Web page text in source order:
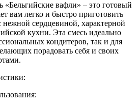
«Бельгийские вафли» – это готовый
вам легко и быстро приготовить
сердцевиной, характерной
кухни. Эта смесь идеально
кондитеров, так и для
порадовать себя и своих